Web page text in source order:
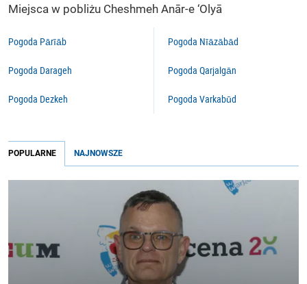
Miejsca w pobliżu Cheshmeh Anār-e ‘Olyā
Pogoda Pārīāb
Pogoda Darageh
Pogoda Dezkeh
Pogoda Nīāzābād
Pogoda Qarjalgān
Pogoda Varkabūd
POPULARNE NAJNOWSZE